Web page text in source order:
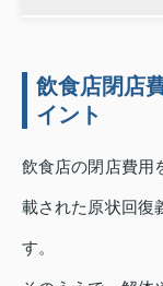
飲食店閉店
イント
飲食店の閉店費用
載された原状回復
す。